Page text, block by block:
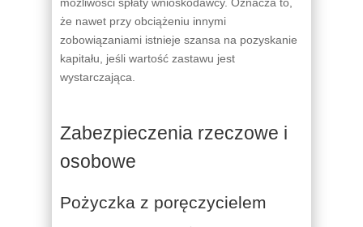
że nawet przy obciążeniu innymi
zobowiązaniami istnieje szansa na pozyskanie
kapitału, jeśli wartość zastawu jest
wystarczająca.
Zabezpieczenia rzeczowe i
osobowe
Pożyczka z poręczycielem